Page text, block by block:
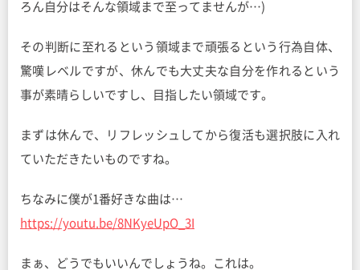
ろん自分はそんな領域まで至ってませんが…)
その判断に至れるという領域まで頑張るという行為自体、
驚嘆レベルですが、休んでも大丈夫な自分を作れるという
事が素晴らしいですし、目指したい領域です。
まずは休んで、リフレッシュしてから復活も選択肢に入れ
ていただきたいものですね。
ちなみに僕が1番好きな曲は…
https://youtu.be/8NKyeUpO_3I
まぁ、どうでもいいんでしょうね。これは。